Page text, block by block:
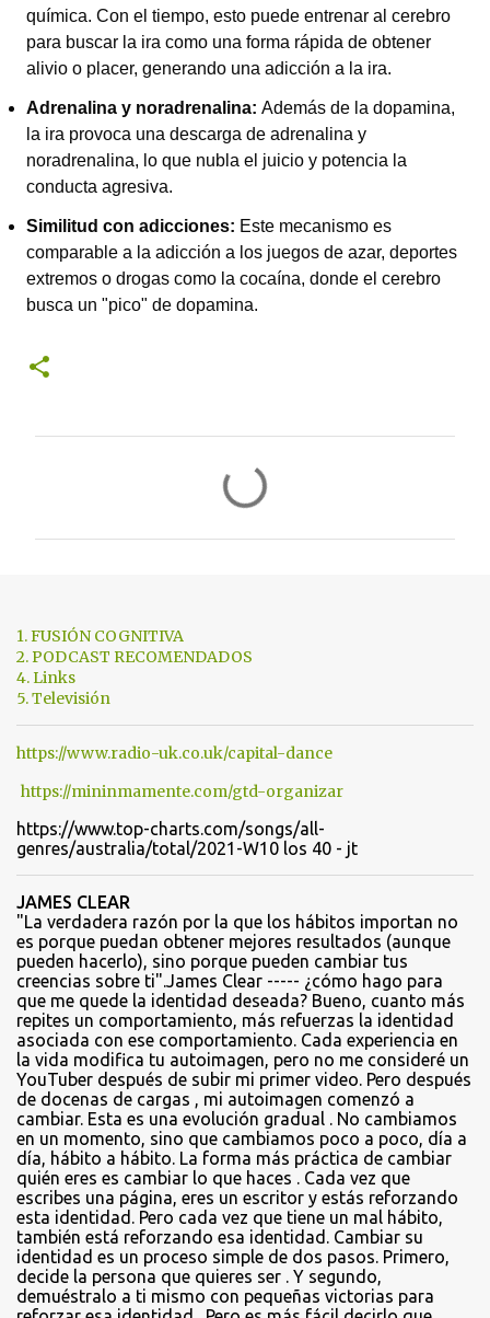
química. Con el tiempo, esto puede entrenar al cerebro
para buscar la ira como una forma rápida de obtener
alivio o placer, generando una adicción a la ira.
Adrenalina y noradrenalina: Además de la dopamina,
la ira provoca una descarga de adrenalina y
noradrenalina, lo que nubla el juicio y potencia la
conducta agresiva.
Similitud con adicciones: Este mecanismo es
comparable a la adicción a los juegos de azar, deportes
extremos o drogas como la cocaína, donde el cerebro
busca un "pico" de dopamina.
a
r
o
1. FUSIÓN COGNITIVA
2. PODCAST RECOMENDADOS
4. Links
5. Televisión
https://www.radio-uk.co.uk/capital-dance
https://mininmamente.com/gtd-organizar
https://www.top-charts.com/songs/all-
genres/australia/total/2021-W10 los 40 - jt
JAMES CLEAR
"La verdadera razón por la que los hábitos importan no
es porque puedan obtener mejores resultados (aunque
pueden hacerlo), sino porque pueden cambiar tus
creencias sobre ti".James Clear ----- ¿cómo hago para
que me quede la identidad deseada? Bueno, cuanto más
repites un comportamiento, más refuerzas la identidad
asociada con ese comportamiento. Cada experiencia en
la vida modifica tu autoimagen, pero no me consideré un
YouTuber después de subir mi primer video. Pero después
de docenas de cargas , mi autoimagen comenzó a
cambiar. Esta es una evolución gradual . No cambiamos
en un momento, sino que cambiamos poco a poco, día a
día, hábito a hábito. La forma más práctica de cambiar
quién eres es cambiar lo que haces . Cada vez que
escribes una página, eres un escritor y estás reforzando
esta identidad. Pero cada vez que tiene un mal hábito,
también está reforzando esa identidad. Cambiar su
identidad es un proceso simple de dos pasos. Primero,
decide la persona que quieres ser . Y segundo,
demuéstralo a ti mismo con pequeñas victorias para